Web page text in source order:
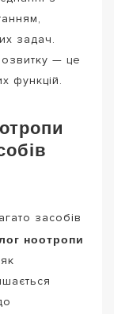
задач.
— це
функцій.
засобів
ноотропи